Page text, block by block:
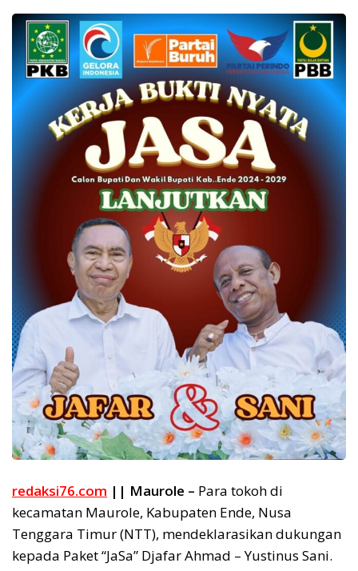
redaksi76.com || Maurole – Para tokoh di
kecamatan Maurole, Kabupaten Ende, Nusa
Tenggara Timur (NTT), mendeklarasikan dukungan
kepada Paket “JaSa” Djafar Ahmad – Yustinus Sani.